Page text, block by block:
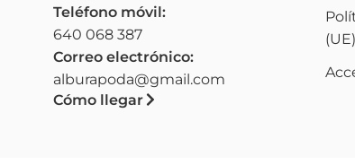
Teléfono móvil:
640 068 387
Correo electrónico:
alburapoda@gmail.com
Cómo llegar
(UE)